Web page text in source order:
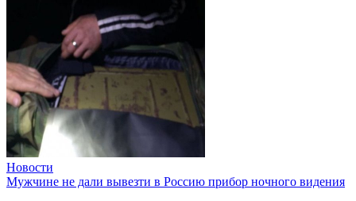
Новости
Мужчине не дали вывезти в Россию прибор ночного видения